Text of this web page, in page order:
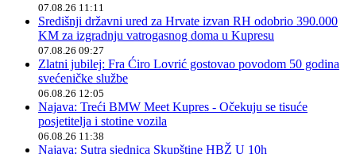
07.08.26 11:11
Središnji državni ured za Hrvate izvan RH odobrio 390.000
KM za izgradnju vatrogasnog doma u Kupresu
07.08.26 09:27
Zlatni jubilej: Fra Ćiro Lovrić gostovao povodom 50 godina
svećeničke službe
06.08.26 12:05
Najava: Treći BMW Meet Kupres - Očekuju se tisuće
posjetitelja i stotine vozila
06.08.26 11:38
Najava: Sutra sjednica Skupštine HBŽ U 10h